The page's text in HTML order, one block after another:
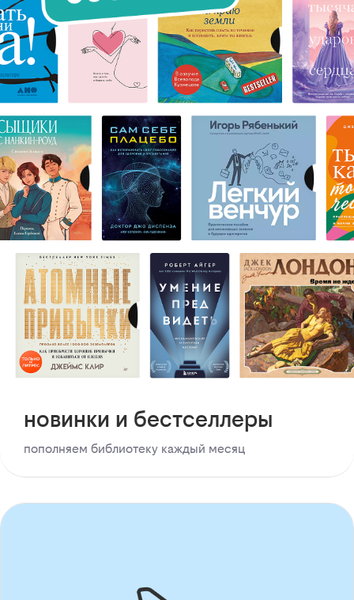
новинки и бестселлеры
пополняем библиотеку каждый месяц